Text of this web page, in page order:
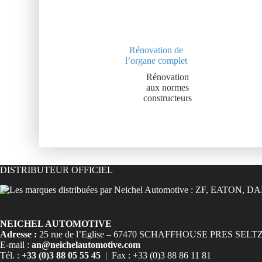
Rénovation de
l’organe complet
Rénovation
aux normes
constructeurs
DISTRIBUTEUR OFFICIEL
NEICHEL AUTOMOTIVE
Adresse : 25 rue de l’Eglise – 67470 SCHAFFHOUSE PRES
E-mail : an@neichelautomotive.com
Tél. : +33 (0)3 88 05 55 45 | Fax : +33 (0)3 88 86 11 81